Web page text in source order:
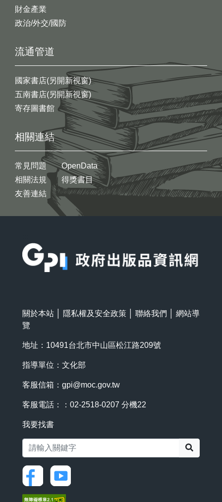
財金產業
政治/外交/國防
流通管道
國家書店(另開新視窗)
五南書店(另開新視窗)
寄存圖書館
相關連結
常見問題
相關法規
友善連結
OpenData
得獎書目
關於本站 隱私權及安全政策 聯絡我們
網站導
覽
地址：10491台北市中山區松江路209號
指導單位：文化部
客服信箱： gpi@moc.gov.tw
客服電話：：02-2518-0207 分機22
我要找書